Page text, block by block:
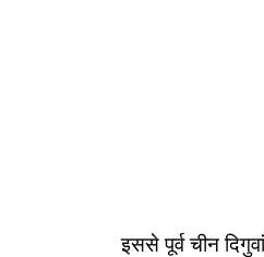
इससे पूर्व चीन